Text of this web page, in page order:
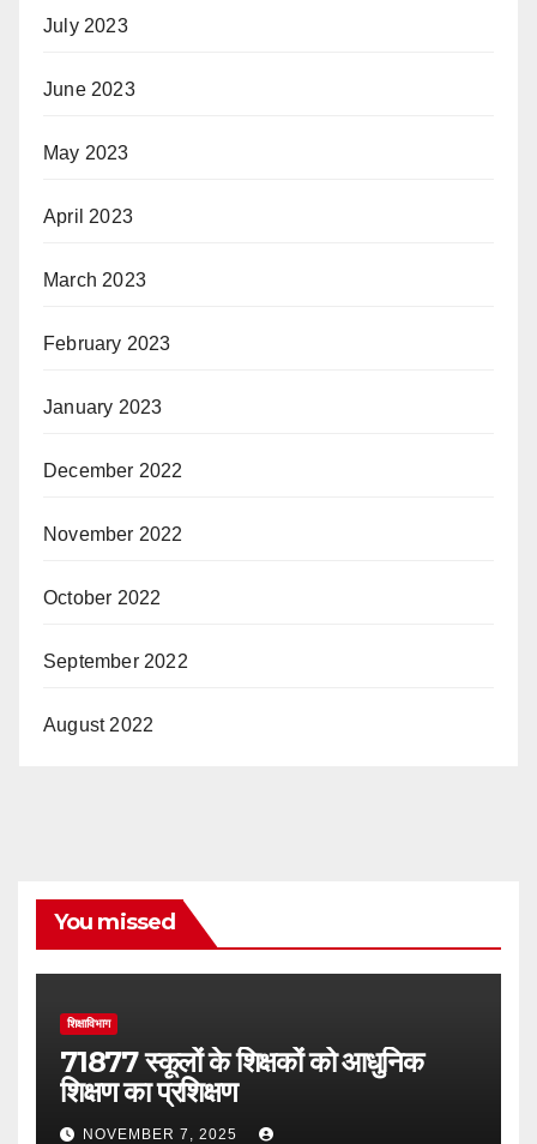
July 2023
June 2023
May 2023
April 2023
March 2023
February 2023
January 2023
December 2022
November 2022
October 2022
September 2022
August 2022
You missed
शिक्षाविभाग
71877 स्कूलों के शिक्षकों को आधुनिक
शिक्षण का प्रशिक्षण
NOVEMBER 7, 2025